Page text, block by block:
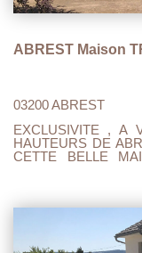
03200 ABREST
EXCLUSIVITE , A
HAUTEURS DE
CETTE BELLE
BUANDERIE,
COUVERTE , 1
SUR VIDE